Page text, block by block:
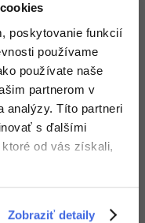
poskytovanie funkcií
používame
používate naše
partnerom v
analýzy. Títo partneri
s ďalšími
od vás získali,
Zobraziť detaily
Java kód